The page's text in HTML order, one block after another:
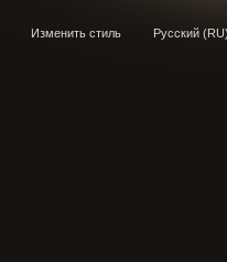
Изменить стиль Русский